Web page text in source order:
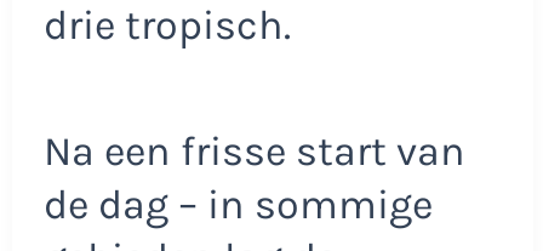
drie tropisch.
Na een frisse start van
de dag – in sommige